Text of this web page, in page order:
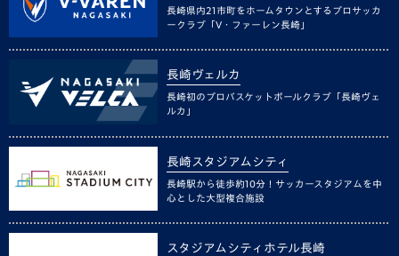
長崎県内21市町をホームタウンとするプロサッカ
ークラブ「V・ファーレン長崎」
長崎ヴェルカ
長崎初のプロバスケットボールクラブ「長崎ヴェ
ルカ」
長崎スタジアムシティ
長崎駅から徒歩約10分！サッカースタジアムを中
心とした大型複合施設
スタジアムシティホテル長崎